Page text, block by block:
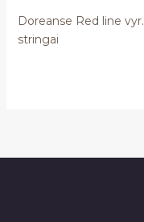
Doreanse Red line vyr.
stringai